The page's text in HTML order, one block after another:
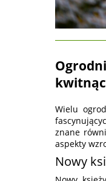
Wielu
znane
aspekty
Nowy